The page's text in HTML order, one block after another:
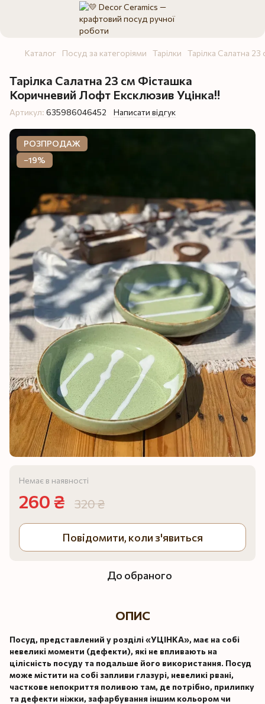
Каталог Посуд за категоріями Тарілки Тарілка Салатна 23
Тарілка Салатна 23 см Фісташка
Коричневий Лофт Ексклюзив Уцінка‼️
Артикул: 635986046452 Написати відгук
РОЗПРОДАЖ
−19%
Немає в наявності
260 ₴ 320 ₴
Повідомити, коли з'явиться
До обраного
ОПИС
Посуд, представлений у розділі «УЦІНКА», має на собі
невеликі моменти (дефекти), які не впливають на
цілісність посуду та подальше його використання. Посуд
може містити на собі запливи глазурі, невеликі рвані,
часткове непокриття поливою там, де потрібно, прилипку
та дефекти ніжки, зафарбування іншим кольором чи